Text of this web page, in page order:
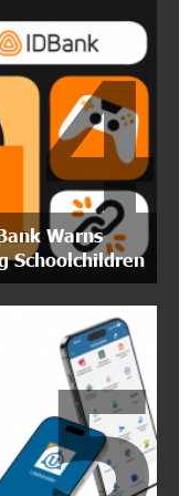
uMix 5000 Regional
AMD 5,000 per
Macau prestige
Tovmasyan on
hospitality
Introduces New
the Supervisory
Warns
Schoolchildren
4
5